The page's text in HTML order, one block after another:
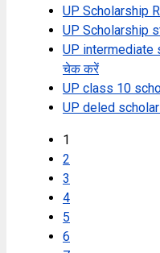
UP Scholarship
UP Scholarship
UP
चेक करें
UP class 10
UP deled
1
2
3
4
5
6